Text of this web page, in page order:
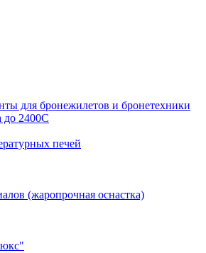
для бронежилетов и бронетехники
до 2400С
печей
(жаропрочная оснастка)